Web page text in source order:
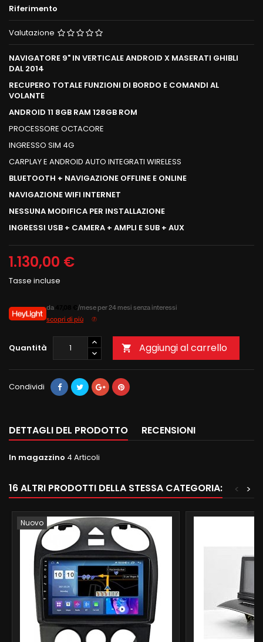
Riferimento
Valutazione
NAVIGATORE 9" IN VERTICALE ANDROID X MASERATI GHIBLI
DAL 2014
RECUPERO TOTALE FUNZIONI DI BORDO E COMANDI AL
VOLANTE
ANDROID 11 8GB RAM 128GB ROM
PROCESSORE OCTACORE
INGRESSO SIM 4G
CARPLAY E ANDROID AUTO INTEGRATI WIRELESS
BLUETOOTH + NAVIGAZIONE OFFLINE E ONLINE
NAVIGAZIONE WIFI INTERNET
NESSUNA MODIFICA PER INSTALLAZIONE
INGRESSI USB + CAMERA + AMPLI E SUB + AUX
1.130,00 €
Tasse incluse
da
/mese per 24 mesi senza interessi
scopri di più
Quantità  Aggiungi al carrello
Condividi
DETTAGLI DEL PRODOTTO RECENSIONI
In magazzino 4 Articoli
16 ALTRI PRODOTTI DELLA STESSA CATEGORIA: >
<
Nuovo